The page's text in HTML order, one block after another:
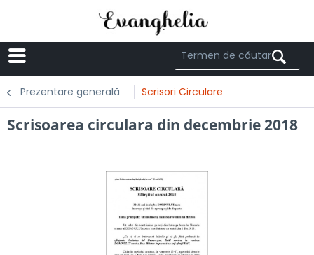
Prezentare generală Scrisori Circulare
Scrisoarea circulara din decembrie 2018